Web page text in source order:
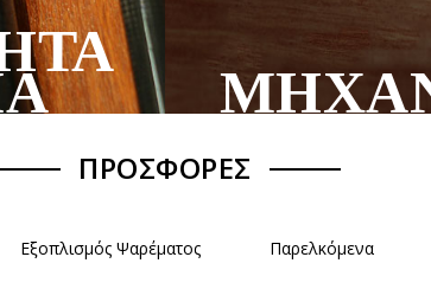
ΠΡΟΣΦΟΡΕΣ
Εξοπλισμός Ψαρέματος Παρελκόμενα